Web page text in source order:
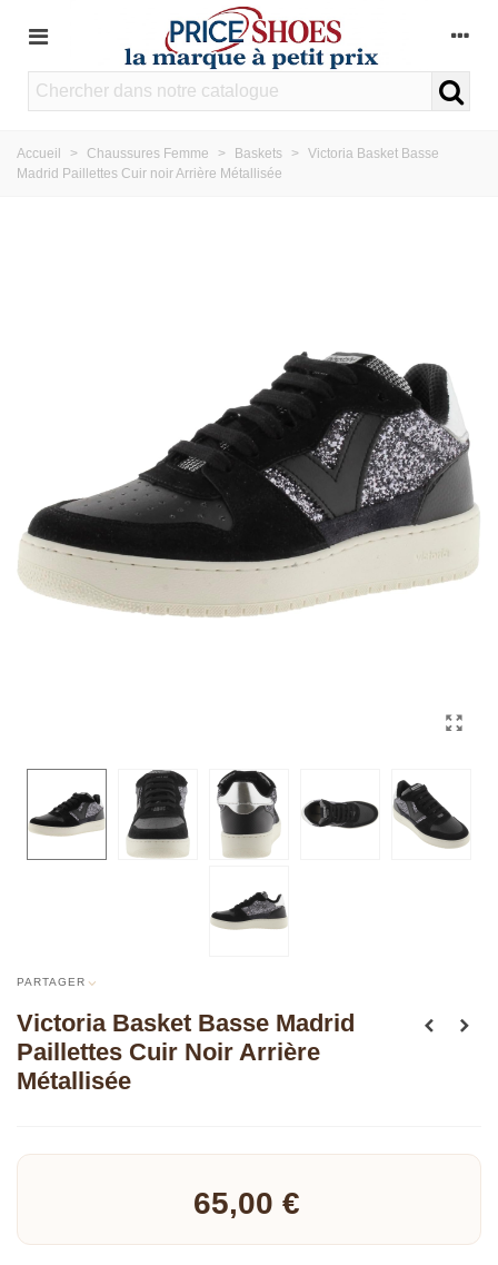
Accueil > Chaussures Femme > Baskets > Victoria Basket Basse
Madrid Paillettes Cuir noir Arrière Métallisée
PARTAGER
Victoria Basket Basse Madrid
Paillettes Cuir Noir Arrière
Métallisée
propos de cet article Bottine Victoria
65,00 €